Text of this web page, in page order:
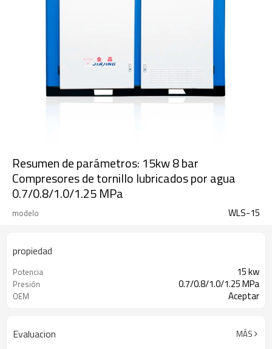
Resumen de parámetros: 15kw 8 bar
Compresores de tornillo lubricados por agua
0.7/0.8/1.0/1.25 MPa
modelo WLS-15
propiedad
Potencia 15 kw
Presión 0.7/0.8/1.0/1.25 MPa
OEM Aceptar
Evaluacion MÁS